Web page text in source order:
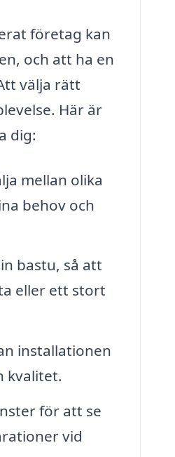
företag kan
och att ha en
välja rätt
Här är
dig:
mellan olika
behov och
bastu, så att
eller ett stort
installationen
kvalitet.
för att se
vid